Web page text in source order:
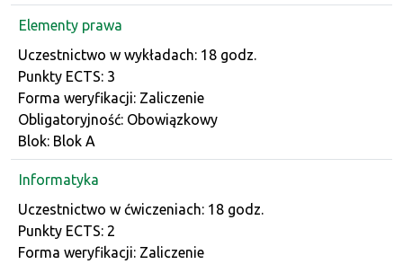
Elementy prawa
Dane przedmiotu
Uczestnictwo w wykładach: 18 godz.
Punkty ECTS: 3
Forma weryfikacji: Zaliczenie
Obligatoryjność: Obowiązkowy
Blok: Blok A
Informatyka
Dane przedmiotu
Uczestnictwo w ćwiczeniach: 18 godz.
Punkty ECTS: 2
Forma weryfikacji: Zaliczenie